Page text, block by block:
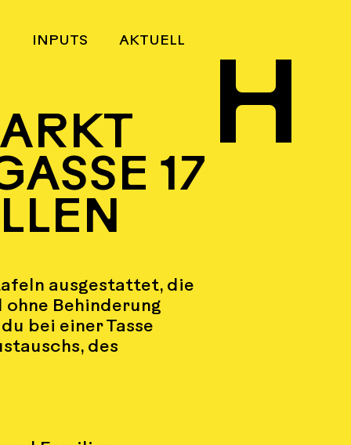
INPUTS AKTUELL
H
17
ausgestattet, die
Behinderung
bei einer Tasse
des